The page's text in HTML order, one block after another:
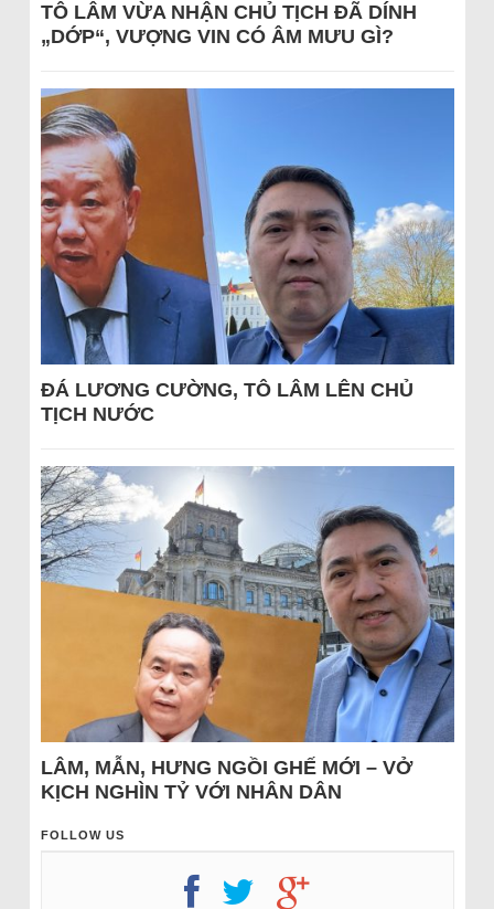
TÔ LÂM VỪA NHẬN CHỦ TỊCH ĐÃ DÍNH
„DỚP“, VƯỢNG VIN CÓ ÂM MƯU GÌ?
ĐÁ LƯƠNG CƯỜNG, TÔ LÂM LÊN CHỦ
TỊCH NƯỚC
LÂM, MẪN, HƯNG NGỒI GHẾ MỚI – VỞ
KỊCH NGHÌN TỶ VỚI NHÂN DÂN
FOLLOW US